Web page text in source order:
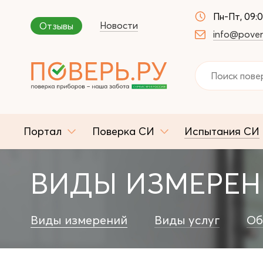
Отзывы Новости
Пн-Пт,
Портал Поверка СИ Испытания СИ
ВИДЫ
Виды измерений Виды услуг